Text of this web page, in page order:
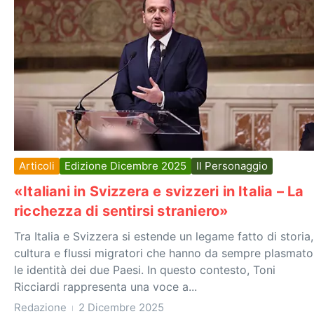
Articoli Edizione Dicembre 2025 Il Personaggio
«Italiani in Svizzera e svizzeri in Italia – La
ricchezza di sentirsi straniero»
Tra Italia e Svizzera si estende un legame fatto di storia,
cultura e flussi migratori che hanno da sempre plasmato
le identità dei due Paesi. In questo contesto, Toni
Ricciardi rappresenta una voce a...
Redazione 2 Dicembre 2025